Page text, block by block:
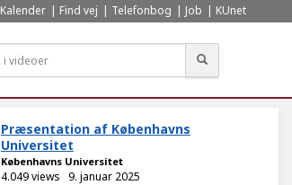
Kalender Find vej Telefonbog Job KUnet
Præsentation af Københavns
Universitet
Københavns Universitet
4.049 views 9. januar 2025